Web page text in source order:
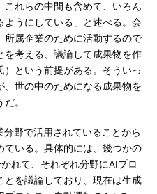
れらの中間も含めて、いろん
ようにしている」と述べる。会
所属企業のために活動するので
を考える、議論して成果物を作
）という前提がある。そういっ
世の中のためになる成果物を
。
野で活用されていることから
ている。具体的には、幾つかの
れて、それぞれ分野にAIプロ
とを議論しており、現在は生成